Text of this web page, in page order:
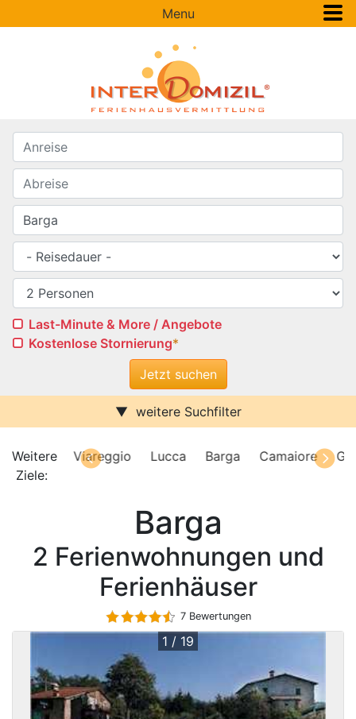
Menu
Last-Minute & More / Angebote
Kostenlose Stornierung*
weitere Suchfilter
Sauna
Kamin
Pool
Ferienhäuser
Parkplatz (ggf. Gebühr)
Behindertenfreundlich
Weitere
Ziele:
(Ort) Viareggio Lucca Barga Camaiore
Viareggio
Barga
2 Ferienwohnungen und
Ferienhäuser
7 Bewertungen
1 / 19